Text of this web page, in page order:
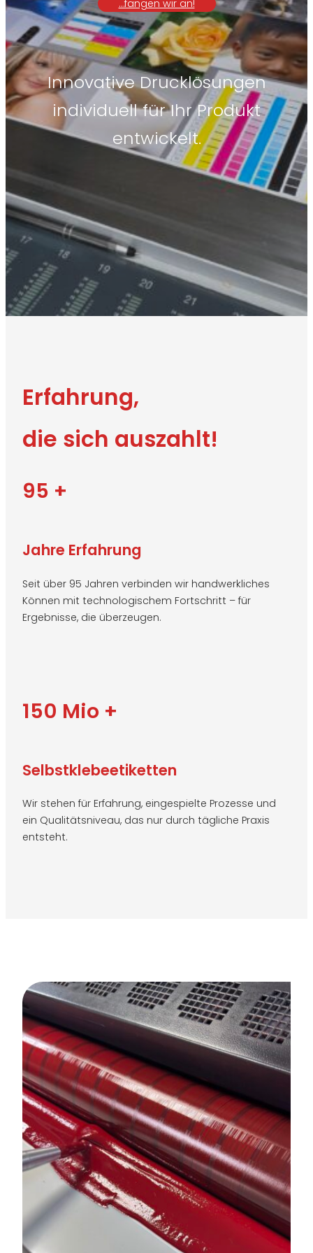
…fangen wir an!
Innovative Drucklösungen
individuell für Ihr Produkt
entwickelt.
Erfahrung,
die sich auszahlt!
95 +
Jahre Erfahrung
Seit über 95 Jahren verbinden wir handwerkliches
Können mit technologischem Fortschritt – für
Ergebnisse, die überzeugen.
150 Mio +
Selbstklebeetiketten
Wir stehen für Erfahrung, eingespielte Prozesse und
ein Qualitätsniveau, das nur durch tägliche Praxis
entsteht.